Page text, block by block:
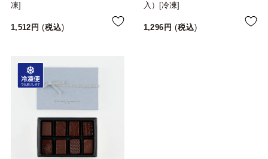
凍]
1,512 税込
入）[冷凍]
1,296 税込